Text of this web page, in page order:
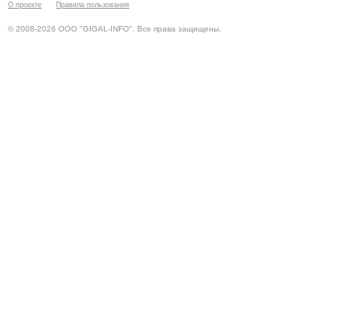
О проекте Правила пользования
© 2008-2026 ООО "GIGAL-INFO". Все права защищены.